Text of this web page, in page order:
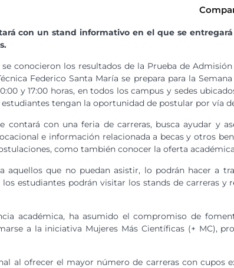
con un stand informativo en el que se
se conocieron los resultados de la Prueba de
Federico Santa María se prepara para la
y 17:00 horas, en todos los campus y sedes
tengan la oportunidad de postular por vía
contará con una feria de carreras, busca ayudar y
e información relacionada a becas y otros
como también conocer la oferta
aquellos que no puedan asistir, lo podrán hacer a
estudiantes podrán visitar los stands de carreras
académica, ha asumido el compromiso de
a la iniciativa Mujeres Más Científicas (+ MC),
al ofrecer el mayor número de carreras con cupos